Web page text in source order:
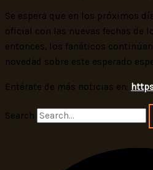
Se espera que en los próximos
oficial con las nuevas fechas de
entonces, los fanáticos
novedad sobre este esperado
Entérate de más noticias en:
Search